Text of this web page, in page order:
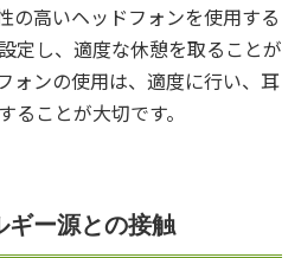
の高いヘッドフォンを使用する
定し、適度な休憩を取ることが
ォンの使用は、適度に行い、耳
ることが大切です。
ギー源との接触